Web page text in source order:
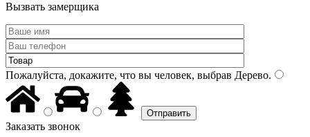
Вызвать замерщика
Пожалуйста, докажите, что вы человек, выбрав Дерево.
Заказать звонок